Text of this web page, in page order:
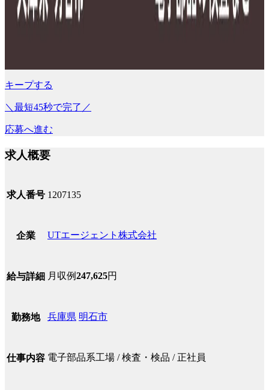
キープする
＼最短45秒で完了／
応募へ進む
求人概要
求人番号 1207135
企業 UTエージェント株式会社
給与詳細 月収例247,625円
勤務地 兵庫県 明石市
仕事内容 電子部品系工場 / 検査・検品 / 正社員